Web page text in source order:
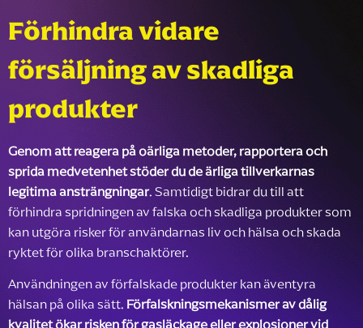
Förhindra vidare
försäljning av skadliga
produkter
Genom att reagera på oärliga metoder, rapportera och
sprida medvetenhet stöder du de ärliga tillverkarnas
legitima ansträngningar. Samtidigt bidrar du till att
förhindra spridningen av falska och skadliga produkter som
kan utgöra risker för användarnas liv och hälsa och skada
ryktet för olika branschaktörer.
Användningen av förfalskade produkter kan äventyra
hälsan på olika sätt. Förfalskningsmekanismer av dålig
kvalitet ökar risken för gasläckage eller explosioner vid